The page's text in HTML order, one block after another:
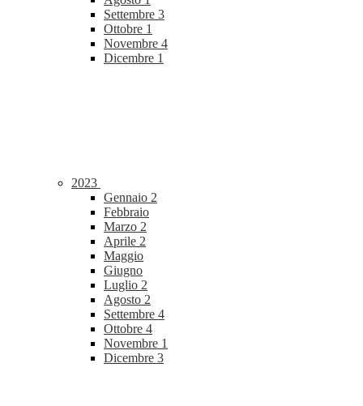
Settembre 3
Ottobre 1
Novembre 4
Dicembre 1
2023
Gennaio 2
Febbraio
Marzo 2
Aprile 2
Maggio
Giugno
Luglio 2
Agosto 2
Settembre 4
Ottobre 4
Novembre 1
Dicembre 3